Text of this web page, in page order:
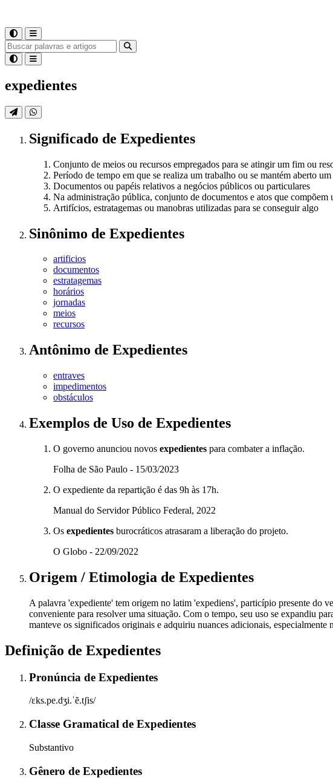
expedientes
Significado de Expedientes
Conjunto de meios ou recursos empregados para se atingir um fim ou
Período de tempo em que se realiza um trabalho ou se mantém aberto
Documentos ou papéis relativos a negócios públicos ou particulares
Na administração pública, conjunto de documentos e atos que compõem
Artifícios, estratagemas ou manobras utilizadas para se conseguir algo
Sinônimo de Expedientes
artificios
documentos
estratagemas
horários
jornadas
meios
recursos
Antônimo de Expedientes
entraves
impedimentos
obstáculos
Exemplos de Uso de Expedientes
O governo anunciou novos expedientes para combater a inflação.
Folha de São Paulo - 15/03/2023
O expediente da repartição é das 9h às 17h.
Manual do Servidor Público Federal, 2022
Os expedientes burocráticos atrasaram a liberação do projeto.
O Globo - 22/09/2022
Origem / Etimologia de Expedientes
A palavra 'expediente' tem origem no latim 'expediens', particípio presente do
conveniente para resolver uma situação. Com o tempo, seu uso se expandiu
manteve os significados originais e adquiriu nuances adicionais,
Definição de Expedientes
Pronúncia de Expedientes
/ɛks.pe.dʒi.ˈẽ.tʃis/
Classe Gramatical de Expedientes
Substantivo
Gênero de Expedientes